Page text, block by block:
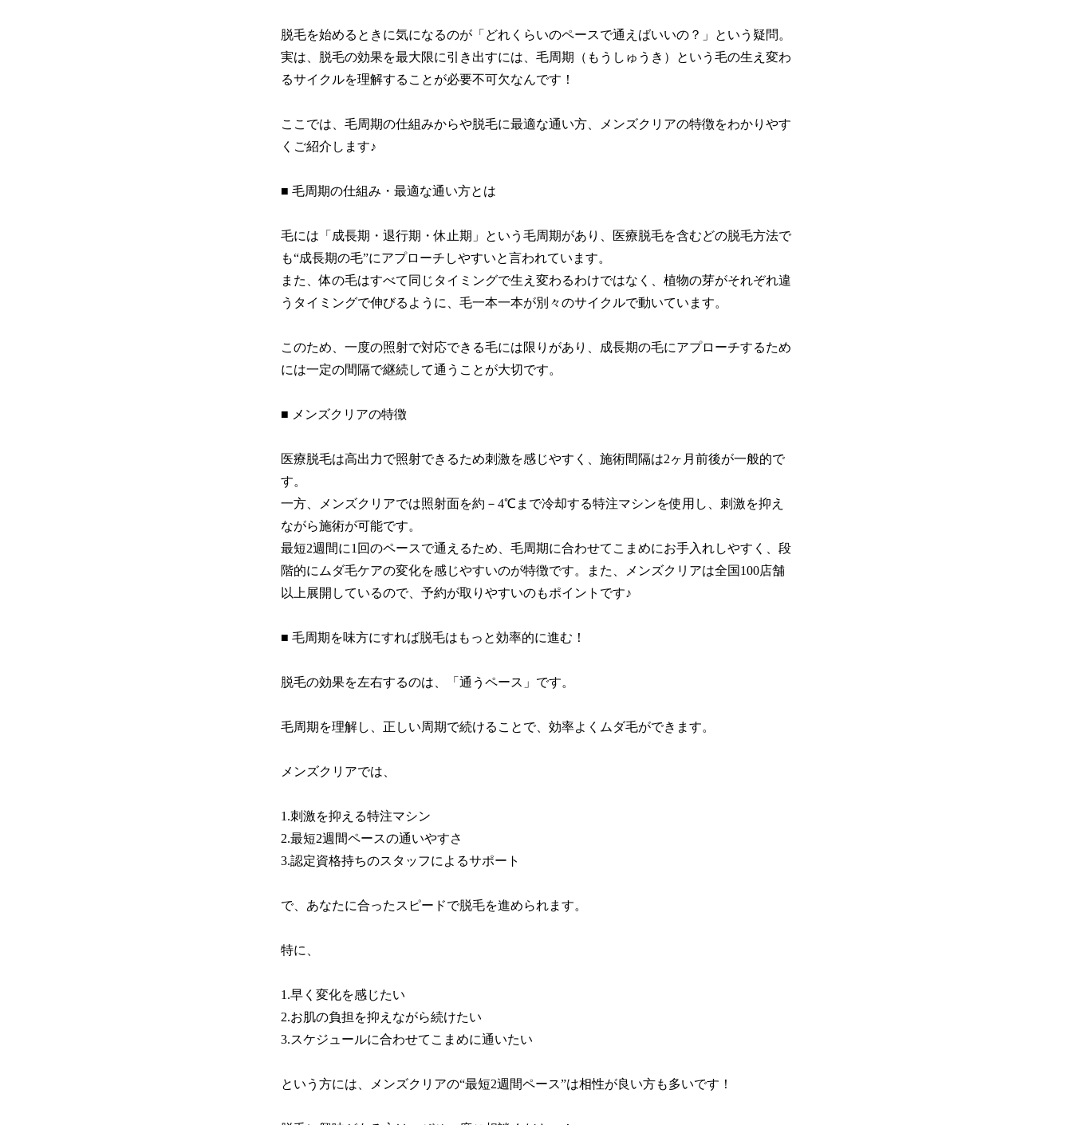
脱毛を始めるときに気になるのが「どれくらいのペースで通えばいいの？」という疑問。
実は、脱毛の効果を最大限に引き出すには、毛周期（もうしゅうき）という毛の生え変わ
るサイクルを理解することが必要不可欠なんです！
ここでは、毛周期の仕組みからや脱毛に最適な通い方、メンズクリアの特徴をわかりやす
くご紹介します♪
■ 毛周期の仕組み・最適な通い方とは
毛には「成長期・退行期・休止期」という毛周期があり、医療脱毛を含むどの脱毛方法で
も“成長期の毛”にアプローチしやすいと言われています。
また、体の毛はすべて同じタイミングで生え変わるわけではなく、植物の芽がそれぞれ違
うタイミングで伸びるように、毛一本一本が別々のサイクルで動いています。
このため、一度の照射で対応できる毛には限りがあり、成長期の毛にアプローチするため
には一定の間隔で継続して通うことが大切です。
■ メンズクリアの特徴
医療脱毛は高出力で照射できるため刺激を感じやすく、施術間隔は2ヶ月前後が一般的で
す。
一方、メンズクリアでは照射面を約－4℃まで冷却する特注マシンを使用し、刺激を抑え
ながら施術が可能です。
最短2週間に1回のペースで通えるため、毛周期に合わせてこまめにお手入れしやすく、段
階的にムダ毛ケアの変化を感じやすいのが特徴です。また、メンズクリアは全国100店舗
以上展開しているので、予約が取りやすいのもポイントです♪
■ 毛周期を味方にすれば脱毛はもっと効率的に進む！
脱毛の効果を左右するのは、「通うペース」です。
毛周期を理解し、正しい周期で続けることで、効率よくムダ毛ができます。
メンズクリアでは、
1.刺激を抑える特注マシン
2.最短2週間ペースの通いやすさ
3.認定資格持ちのスタッフによるサポート
で、あなたに合ったスピードで脱毛を進められます。
特に、
1.早く変化を感じたい
2.お肌の負担を抑えながら続けたい
3.スケジュールに合わせてこまめに通いたい
という方には、メンズクリアの“最短2週間ペース”は相性が良い方も多いです！